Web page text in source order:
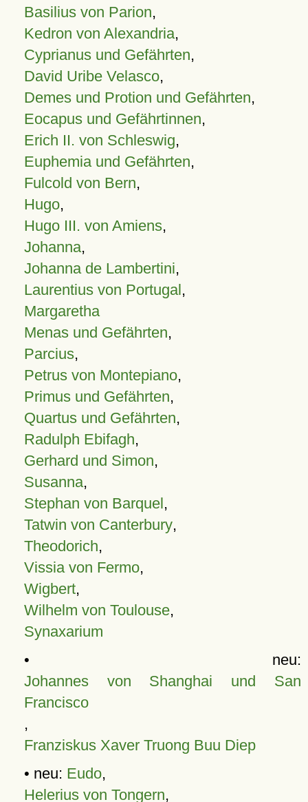
Basilius von Parion,
Kedron von Alexandria,
Cyprianus und Gefährten,
David Uribe Velasco,
Demes und Protion und Gefährten,
Eocapus und Gefährtinnen,
Erich II. von Schleswig,
Euphemia und Gefährten,
Fulcold von Bern,
Hugo,
Hugo III. von Amiens,
Johanna,
Johanna de Lambertini,
Laurentius von Portugal,
Margaretha
Menas und Gefährten,
Parcius,
Petrus von Montepiano,
Primus und Gefährten,
Quartus und Gefährten,
Radulph Ebifagh,
Gerhard und Simon,
Susanna,
Stephan von Barquel,
Tatwin von Canterbury,
Theodorich,
Vissia von Fermo,
Wigbert,
Wilhelm von Toulouse,
Synaxarium
• neu:
Johannes von Shanghai und San
Francisco
,
Franziskus Xaver Truong Buu Diep
• neu: Eudo,
Helerius von Tongern,